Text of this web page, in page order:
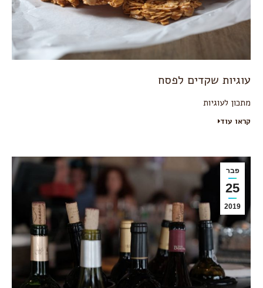
עוגיות שקדים לפסח
מתכון לעוגיות
קראו עוד
פבר
25
2019